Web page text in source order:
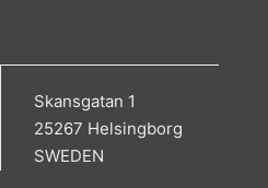
Skansgatan 1
25267 Helsingborg
SWEDEN